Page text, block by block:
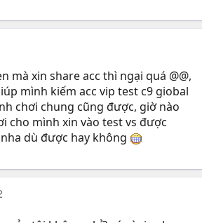
mà xin share acc thì ngại quá @@,
mình kiếm acc vip test c9 giobal
chơi chung cũng được, giờ nào
cho mình xin vào test vs được
dù được hay không